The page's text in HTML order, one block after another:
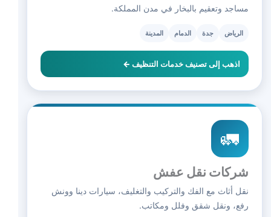
مساجد وتعقيم بالبخار في مدن المملكة.
الرياض جدة الدمام المدينة
اذهب إلى تصنيف خدمات التنظيف ←
🚛
شركات نقل عفش
نقل أثاث مع الفك والتركيب والتغليف، سيارات دينا وونش
رفع، ونقل شقق وفلل ومكاتب.